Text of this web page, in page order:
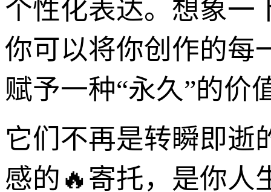
个性化表达。想象一
你可以将你创作的每
赋予一种“永久”的价
它们不再是转瞬即逝
感的🔥寄托，是你人